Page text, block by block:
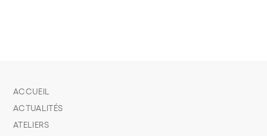
ACCUEIL
ACTUALITÉS
ATELIERS